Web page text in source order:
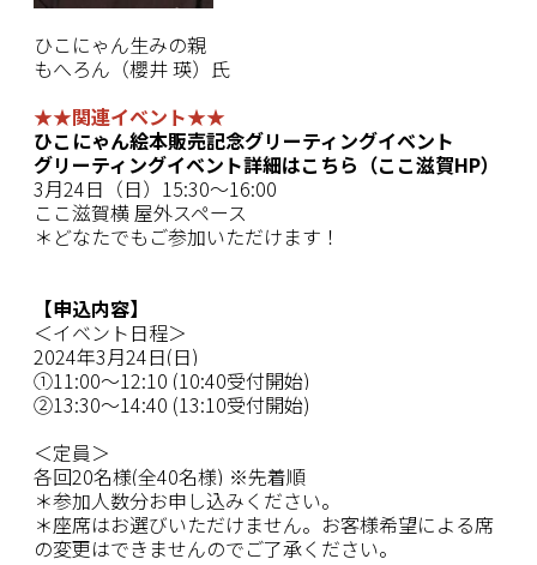
ひこにゃん生みの親
もへろん （櫻井 瑛）氏
★★関連イベント★★
ひこにゃん絵本販売記念グリーティングイベント
グリーティングイベント詳細はこちら（ここ滋賀HP）
3月24日（日）15:30〜16:00
ここ滋賀横 屋外スペース
＊どなたでもご参加いただけます！
【申込内容】
＜イベント日程＞
2024年3月24日(日)
①11:00〜12:10 (10:40受付開始)
②13:30〜14:40 (13:10受付開始)
＜定員＞
各回20名様(全40名様) ※先着順
＊参加人数分お申し込みください。
＊座席はお選びいただけません。お客様希望による席
の変更はできませんのでご了承ください。